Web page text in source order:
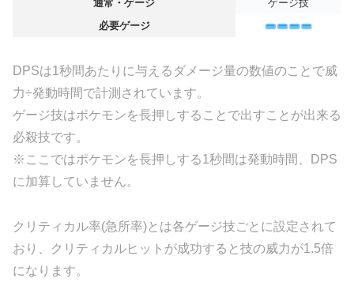
通常・ゲージ
ゲージ技
必要ゲージ
DPSは1秒間あたりに与えるダメージ量の数値のことで威
力÷発動時間で計測されています。
ゲージ技はポケモンを長押しすることで出すことが出来る
必殺技です。
※ここではポケモンを長押しする1秒間は発動時間、DPS
に加算していません。
クリティカル率(急所率)とは各ゲージ技ごとに設定されて
おり、クリティカルヒットが成功すると技の威力が1.5倍
になります。